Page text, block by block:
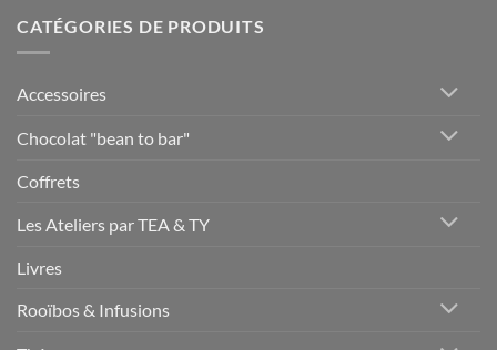
CATÉGORIES DE PRODUITS
Accessoires
Chocolat "bean to bar"
Coffrets
Les Ateliers par TEA & TY
Livres
Rooïbos & Infusions